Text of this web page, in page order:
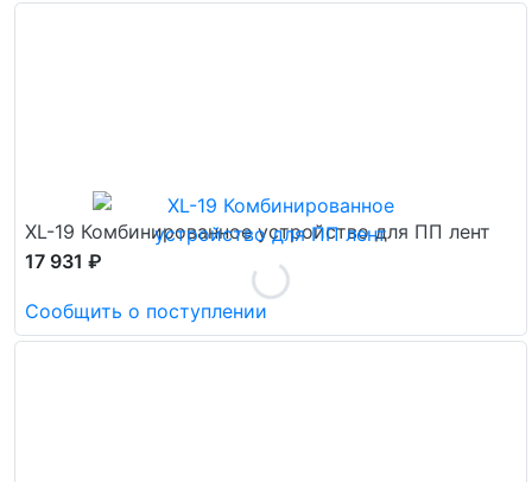
XL-19 Комбинированное устройство для ПП лент
17 931 ₽
Сообщить о поступлении